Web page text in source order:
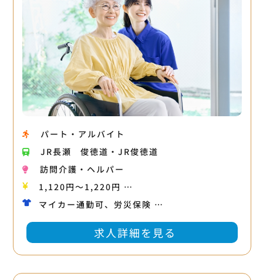
パート・アルバイト
JR長瀬
俊徳道・JR俊徳道
訪問介護・ヘルパー
1,120円〜1,220円 …
マイカー通勤可、労災保険 …
求人詳細を見る